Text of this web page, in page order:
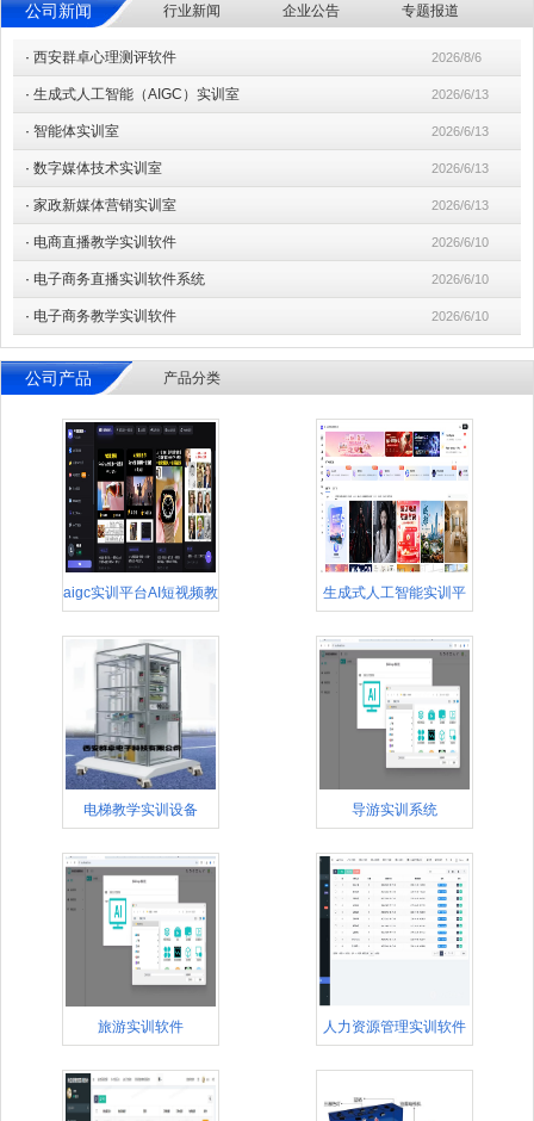
公司新闻 行业新闻 企业公告 专题报道
· 西安群卓心理测评软件 2026/8/6
· 生成式人工智能（AIGC）实训室 2026/6/13
· 智能体实训室 2026/6/13
· 数字媒体技术实训室 2026/6/13
· 家政新媒体营销实训室 2026/6/13
· 电商直播教学实训软件 2026/6/10
· 电子商务直播实训软件系统 2026/6/10
· 电子商务教学实训软件 2026/6/10
公司产品 产品分类
aigc实训平台AI短视频教 生成式人工智能实训平
电梯教学实训设备 导游实训系统
旅游实训软件 人力资源管理实训软件